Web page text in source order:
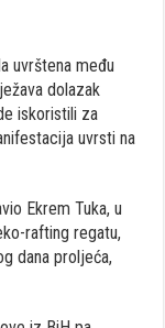
uvrštena među
dolazak
iskoristili za
uvrsti na
Ekrem Tuka, u
rafting regatu,
dana proljeća,